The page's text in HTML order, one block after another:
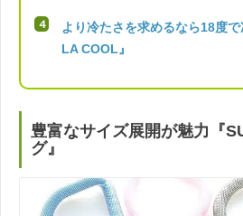
より冷たさを求めるなら18度
LA COOL』
豊富なサイズ展開が魅力『
グ』